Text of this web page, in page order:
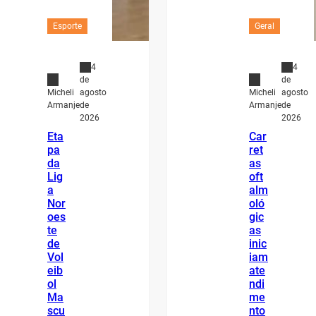
Esporte
Micheli
Armanje
4
de
agosto
de
2026
Eta
pa
da
Lig
a
Nor
oes
te
de
Vol
eib
ol
Ma
scu
Geral
Micheli
Armanje
4
de
agosto
de
2026
Car
ret
as
oft
alm
oló
gic
as
inic
iam
ate
ndi
me
nto